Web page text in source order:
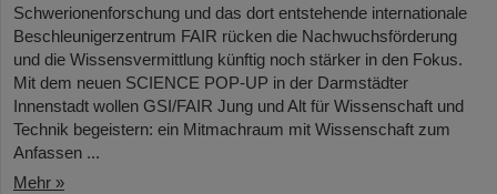
Schwerionenforschung und das dort entstehende internationale
Beschleunigerzentrum FAIR rücken die Nachwuchsförderung
und die Wissensvermittlung künftig noch stärker in den Fokus.
Mit dem neuen SCIENCE POP-UP in der Darmstädter
Innenstadt wollen GSI/FAIR Jung und Alt für Wissenschaft und
Technik begeistern: ein Mitmachraum mit Wissenschaft zum
Anfassen ...
Mehr »